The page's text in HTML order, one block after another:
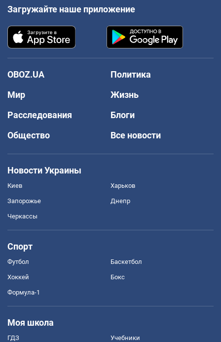
Загружайте наше приложение
OBOZ.UA
Политика
Мир
Жизнь
Расследования
Блоги
Общество
Все новости
Новости Украины
Киев Харьков
Запорожье Днепр
Черкассы
Спорт
Футбол Баскетбол
Хоккей Бокс
Формула-1
Моя школа
ГДЗ Учебники